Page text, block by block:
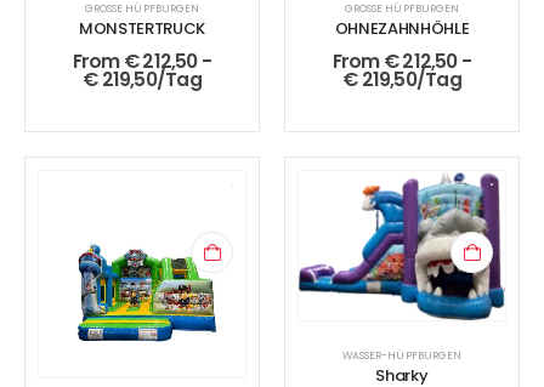
GROSSE HÜPFBURGEN
MONSTERTRUCK
From€212,50-
€219,50/Tag
GROSSE HÜPFBURGEN
OHNEZAHNHÖHLE
From€212,50-
€219,50/Tag
WASSER-HÜPFBURGEN
Sharky